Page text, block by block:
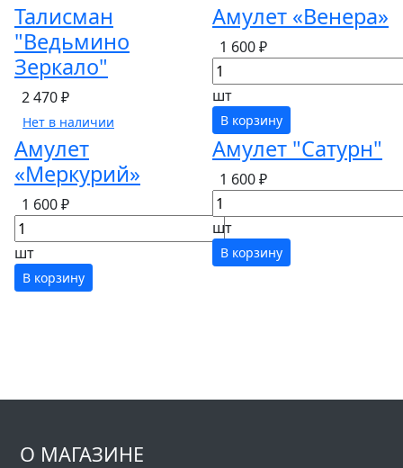
Талисман
"Ведьмино
Зеркало"
2 470 ₽
Нет в наличии
Амулет «Венера»
1 600 ₽
шт
В корзину
Амулет
«Меркурий»
1 600 ₽
шт
В корзину
Амулет "Сатурн"
1 600 ₽
шт
В корзину
О МАГАЗИНЕ